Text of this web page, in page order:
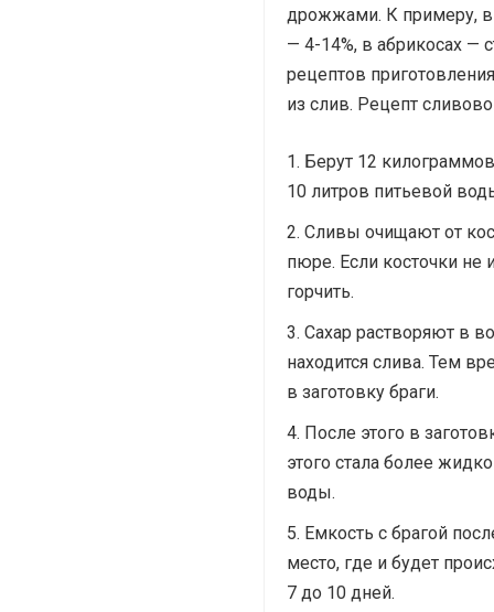
дрожжами. К примеру, в
— 4-14%, в абрикосах —
рецептов
из слив. Рецепт
Берут 12
10 литров питьевой
Сливы очищают от
пюре. Если косточки не
горчить.
Сахар растворяют в
находится слива. Тем
в заготовку браги.
После этого в
этого стала более
воды.
Емкость с брагой
место, где и будет
7 до 10 дней.